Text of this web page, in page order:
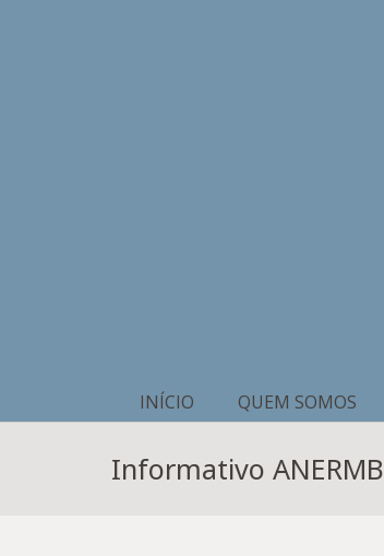
INÍCIO QUEM SOMOS
Informativo ANERMB